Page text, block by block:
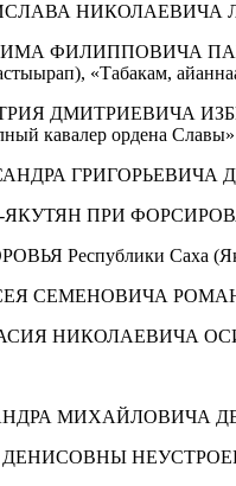
НИКОЛАЕВИЧА
ФИЛИППОВИЧА
«Табакам,
ДМИТРИЕВИЧА
кавалер ордена
ГРИГОРЬЕВИЧА
ЯКУТЯН ПРИ
Республики Саха
СЕМЕНОВИЧА
НИКОЛАЕВИЧА
МИХАЙЛОВИЧА
ДЕНИСОВНЫ